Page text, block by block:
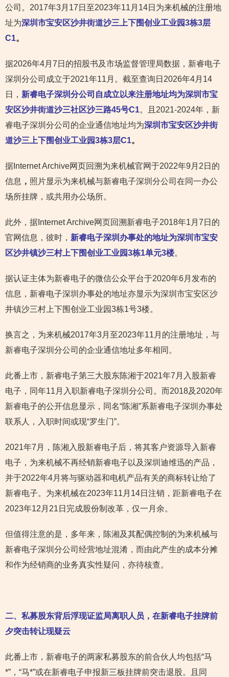
公司。2017年3月17日至2023年11月14日为来机械的注册地
址为深圳市宝安区沙井街道沙三上下围创业工业园3栋3层
C1。
据2026年4月7日的招股书及市场监督管理局数据，新睿电子
深圳分公司成立于2021年11月。截至查询日2026年4月14
日， 新睿电子深圳分公司自成立以来注册地址均为深圳市宝
安区沙井街道沙三社区沙三路45号C1。且2021-2024年，新
睿电子深圳分公司的企业通信地址均为深圳市宝安区沙井街
道沙三上下围创业工业园3栋3层C1。
据Internet Archive网页回溯为来机械官网于2022年9月2日的
信息 ， 照片显示为来机械与新睿电子深圳分公司在同一办公
场所挂牌，或共用办公场所。
此外，据Internet Archive网页回溯新睿电子2018年1月7日的
官网信息，彼时， 新睿电子深圳办事处的地址为深圳市宝安
区沙井镇沙三村上下围创业工业园3栋1单元3楼。
据认证主体为新睿电子的微信公众平台于2020年6月发布的
信息，新睿电子深圳办事处的地址亦显示为深圳市宝安区沙
井镇沙三村上下围创业工业园3栋1号3楼。
换言之，为来机械2017年3月至2023年11月的注册地址，与
新睿电子深圳分公司的企业通信地址多年相同。
此番上市，新睿电子第三大股东陈湘于2021年7月入股新睿
电子，同年11月入职新睿电子深圳分公司。而2018及2020年
新睿电子的公开信息显示，同名“陈湘”系新睿电子深圳办事处
联系人，入职时间或现“罗生门”。
2021年7月，陈湘入股新睿电子后，将其客户资源导入新睿
电子，为来机械不再经销新睿电子以及深圳迪维迅的产品，
并于2022年4月将与驱动器和电机产品有关的商标转让给了
新睿电子。为来机械在2023年11月14日注销，距新睿电子在
2023年12月21日完成股份制改革，仅一月余。
但值得注意的是，多年来，陈湘及其配偶控制的为来机械与
新睿电子深圳分公司经营地址混淆，而由此产生的成本分摊
和作为经销商的业务真实性疑问，亦待核查。
二、私募股东背后浮现证监局离职人员，在新睿电子挂牌前
夕突击转让现疑云
此番上市，新睿电子的两家私募股东的前合伙人均包括“马
*”，“马*”或在新睿电子申报新三板挂牌前突击退股。且同